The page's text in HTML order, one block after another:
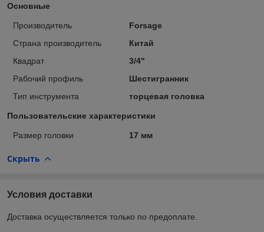
Основные
Производитель
Forsage
Страна производитель
Китай
Квадрат
3/4"
Рабочий профиль
Шестигранник
Тип инструмента
торцевая головка
Пользовательские характеристики
Размер головки 17 мм
Скрыть
Условия доставки
Доставка осуществляется только по предоплате.